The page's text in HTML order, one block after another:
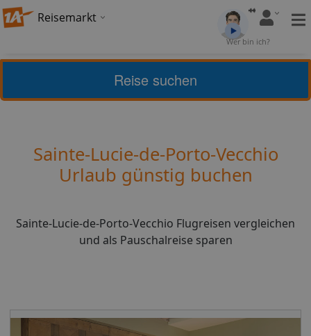
Reisemarkt
Wer bin ich?
Frankreich
Sainte-Lucie-de-Porto-
Vecchio
4,04(25) Bewerten
Sainte-Lucie-de-Porto-Vecchio
Urlaub günstig buchen
Sainte-Lucie-de-Porto-Vecchio Flugreisen vergleichen
und als Pauschalreise sparen
Reise suchen